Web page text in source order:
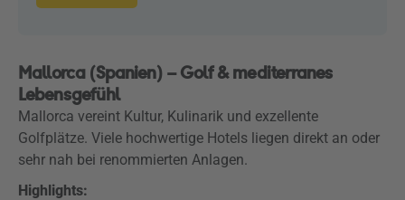
Mallorca (Spanien) – Golf & mediterranes
Lebensgefühl
Mallorca vereint Kultur, Kulinarik und exzellente
Golfplätze. Viele hochwertige Hotels liegen direkt an oder
sehr nah bei renommierten Anlagen.
Highlights: